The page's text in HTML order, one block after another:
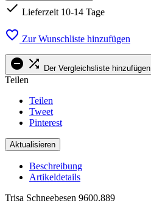
 Lieferzeit 10-14 Tage
 Zur Wunschliste hinzufügen
  Der Vergleichsliste hinzufügen
Teilen
Teilen
Tweet
Pinterest
Beschreibung
Artikeldetails
Trisa Schneebesen 9600.889